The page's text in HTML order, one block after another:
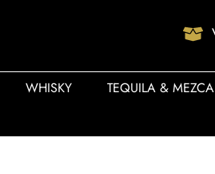
WHISKY TEQUILA &